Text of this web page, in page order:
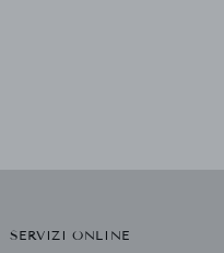
SERVIZI ONLINE